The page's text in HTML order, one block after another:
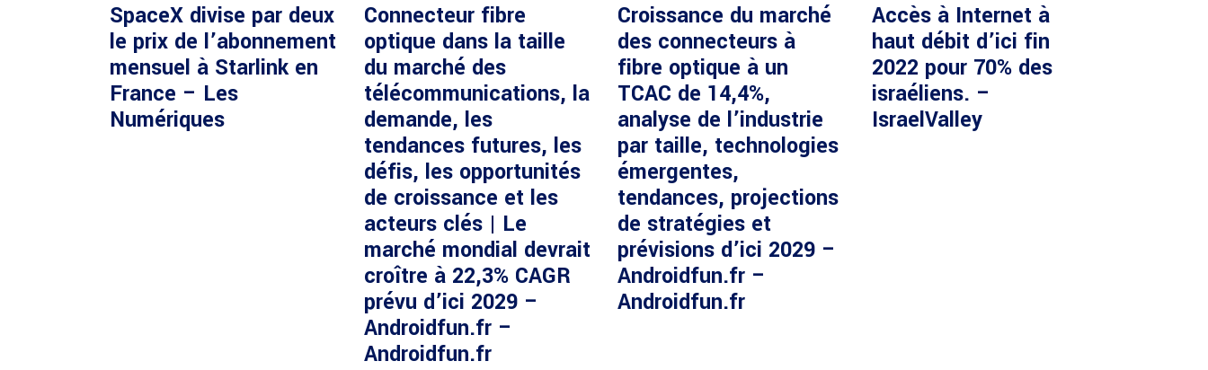
SpaceX divise par deux
le prix de l’abonnement
mensuel à Starlink en
France – Les
Numériques
Connecteur fibre
optique dans la taille
du marché des
télécommunications, la
demande, les
tendances futures, les
défis, les opportunités
de croissance et les
acteurs clés | Le
marché mondial devrait
croître à 22,3% CAGR
prévu d’ici 2029 –
Androidfun.fr –
Androidfun.fr
Croissance du marché
des connecteurs à
fibre optique à un
TCAC de 14,4%,
analyse de l’industrie
par taille, technologies
émergentes,
tendances, projections
de stratégies et
prévisions d’ici 2029 –
Androidfun.fr –
Androidfun.fr
Accès à Internet à
haut débit d’ici fin
2022 pour 70% des
israéliens. –
IsraelValley